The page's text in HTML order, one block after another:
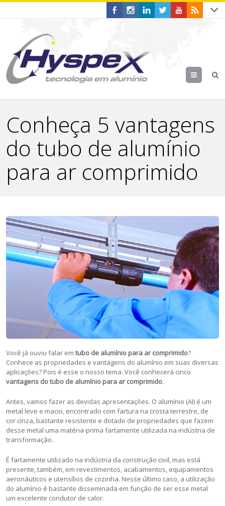
Menu
Conheça 5 vantagens
do tubo de alumínio
para ar comprimido
Você já ouviu falar emtubo de alumínio para ar comprimido?
Conhece as propriedades e vantagens do alumínio em suas diversas
aplicações? Pois é esse o nosso tema. Você conhecerá cinco
vantagens do tubo de alumínio para ar comprimido.
Antes, vamos fazer as devidas apresentações. O alumínio (AI) é um
metal leve e macio, encontrado com fartura na crosta terrestre, de
cor cinza, bastante resistente e dotado de propriedades que fazem
desse metal uma matéria-prima fartamente utilizada na indústria de
transformação.
É fartamente utilizado na indústria da construção civil, mas está
presente, também, em revestimentos, acabamentos, equipamentos
aeronáuticos e utensílios de cozinha. Nesse último caso, a utilização
do alumínio é bastante disseminada em função de ser esse metal
um excelente condutor de calor.